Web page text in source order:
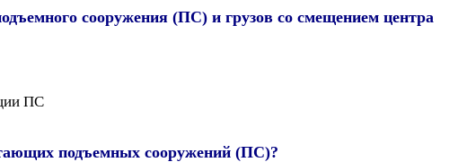
сооружения (ПС) и грузов со смещением центра
ПС
подъемных сооружений (ПС)?